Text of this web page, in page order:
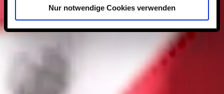
Nur notwendige Cookies verwenden